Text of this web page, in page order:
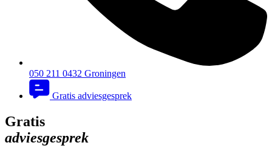
050 211 0432 Groningen
Gratis adviesgesprek
Gratis
adviesgesprek